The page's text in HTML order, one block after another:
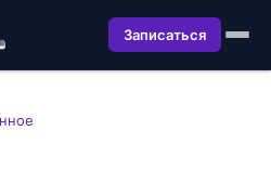
Записаться